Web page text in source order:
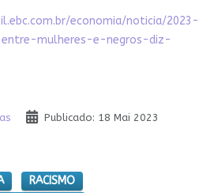
economia/noticia/2023-
mulheres-e-negros-diz-
Publicado: 18 Mai 2023
RACISMO